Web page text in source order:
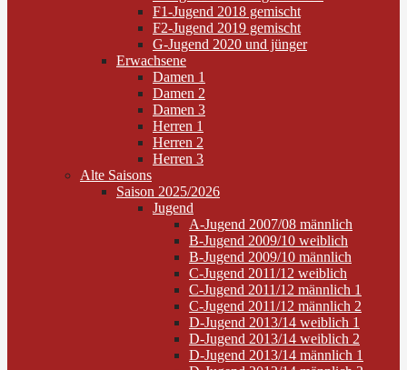
F1-Jugend 2018 gemischt
F2-Jugend 2019 gemischt
G-Jugend 2020 und jünger
Erwachsene
Damen 1
Damen 2
Damen 3
Herren 1
Herren 2
Herren 3
Alte Saisons
Saison 2025/2026
Jugend
A-Jugend 2007/08 männlich
B-Jugend 2009/10 weiblich
B-Jugend 2009/10 männlich
C-Jugend 2011/12 weiblich
C-Jugend 2011/12 männlich 1
C-Jugend 2011/12 männlich 2
D-Jugend 2013/14 weiblich 1
D-Jugend 2013/14 weiblich 2
D-Jugend 2013/14 männlich 1